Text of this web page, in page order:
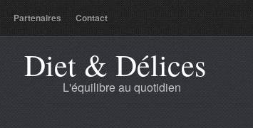
Partenaires Contact
Diet & Délices
L'équilibre au quotidien